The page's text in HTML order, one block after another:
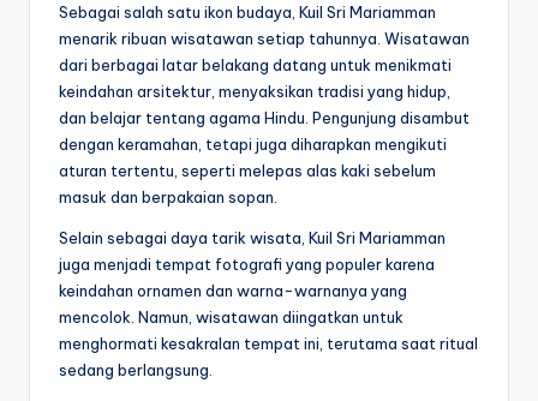
Sebagai salah satu ikon budaya, Kuil Sri Mariamman
menarik ribuan wisatawan setiap tahunnya. Wisatawan
dari berbagai latar belakang datang untuk menikmati
keindahan arsitektur, menyaksikan tradisi yang hidup,
dan belajar tentang agama Hindu. Pengunjung disambut
dengan keramahan, tetapi juga diharapkan mengikuti
aturan tertentu, seperti melepas alas kaki sebelum
masuk dan berpakaian sopan.
Selain sebagai daya tarik wisata, Kuil Sri Mariamman
juga menjadi tempat fotografi yang populer karena
keindahan ornamen dan warna-warnanya yang
mencolok. Namun, wisatawan diingatkan untuk
menghormati kesakralan tempat ini, terutama saat ritual
sedang berlangsung.